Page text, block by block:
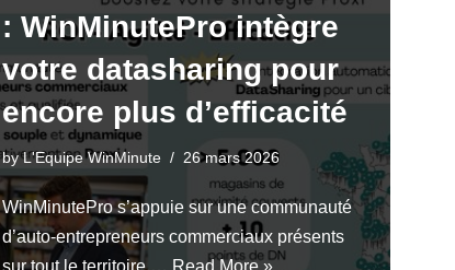
: WinMinutePro intègre
votre datasharing pour
encore plus d’efficacité
byL'Equipe WinMinute 26 mars 2026
WinMinutePro s’appuie sur une communauté
d’auto-entrepreneurs commerciaux présents
sur tout le territoire.… Read More »